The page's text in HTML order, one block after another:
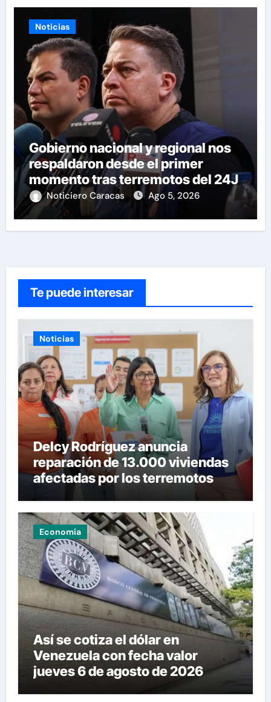
Noticias
Gobierno nacional y regional nos
respaldaron desde el primer
momento tras terremotos del 24J
Noticiero Caracas Ago 5, 2026
Te puede interesar
Noticias
Delcy Rodríguez anuncia
reparación de 13.000 viviendas
afectadas por los terremotos
Economía
Así se cotiza el dólar en
Venezuela con fecha valor
jueves 6 de agosto de 2026